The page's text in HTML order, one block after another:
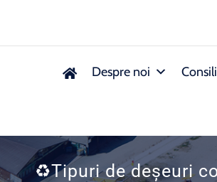
Despre noi
♻️Tipuri de deșeuri